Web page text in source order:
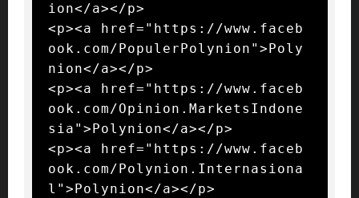
ion</a></p>
<p><a href="https://www.faceb
ook.com/PopulerPolynion">Poly
nion</a></p>
<p><a href="https://www.faceb
ook.com/Opinion.MarketsIndone
sia">Polynion</a></p>
<p><a href="https://www.faceb
ook.com/Polynion.Internasiona
l">Polynion</a></p>